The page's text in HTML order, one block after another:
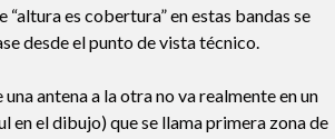
es cobertura” en estas bandas se
desde el punto de vista técnico.
antena a la otra no va realmente en un
en el dibujo) que se llama primera zona de